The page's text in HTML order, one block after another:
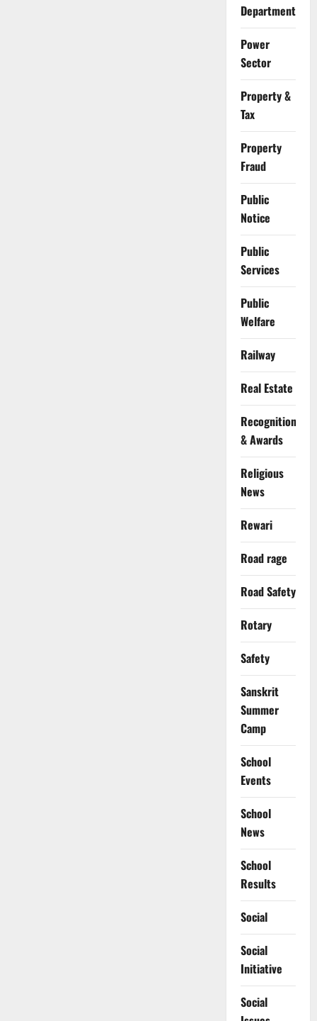
Department
Power
Sector
Property &
Tax
Property
Fraud
Public
Notice
Public
Services
Public
Welfare
Railway
Real Estate
Recognition
& Awards
Religious
News
Rewari
Road rage
Road Safety
Rotary
Safety
Sanskrit
Summer
Camp
School
Events
School
News
School
Results
Social
Social
Initiative
Social